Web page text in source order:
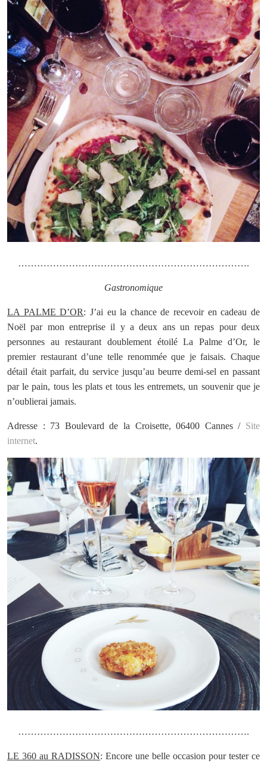
……………………………………………………………….
Gastronomique
LA PALME D’OR: J’ai eu la chance de recevoir en cadeau de
Noël par mon entreprise il y a deux ans un repas pour deux
personnes au restaurant doublement étoilé La Palme d’Or, le
premier restaurant d’une telle renommée que je faisais. Chaque
détail était parfait, du service jusqu’au beurre demi-sel en passant
par le pain, tous les plats et tous les entremets, un souvenir que je
n’oublierai jamais.
Adresse : 73 Boulevard de la Croisette, 06400 Cannes / Site
internet.
……………………………………………………………….
LE 360 au RADISSON: Encore une belle occasion pour tester ce